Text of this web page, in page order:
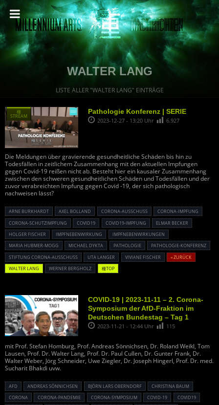
WALTER LANG
LISTE ALLER "WALTER LANG" EINTRÄGE
Pathologie Konferenz | SERIE
2023-12-27 - 13:20 Uhr 6.927
Die Meldungen über gravierende gesundheitliche Schäden bis hin zu
Todesfällen in zeitlichem Zusammenhang mit den aktuellen Impfungen
gegen Covid-19 reißen nicht ab. Besteht hier ein kausaler Zusammenhang
zwischen den schweren gesundheitlichen Schäden und Todesfällen und der
zuvor verabreichten Impfung gegen Covid -19, der sich pathologisch
nachweisen lässt?
ARNE BURKHARDT AXEL BOLLAND CORONA-AUSSCHUSS
CORONA-IMPFUNG
CORONA-SCHUTZIMPFUNG
COVID19 COVID19-IMPFUNG
ELMAR BECKER
HOLGER FISCHER
IMPFNEBENWIRKUNG
IMPFNEBENWIRKUNGEN
MARIA HUBMER-MOGG
MICHAEL DYKTA PATHOLOGIE
PATHOLOGIE-KONFERENZ
STIFTUNG CORONA-AUSSCHUSS
UTA LANGER VIVIANE FISCHER
« ZURÜCK
WALTER LANG
WERNER BERGHOLZ
種
STREAM
種TOP
COVID-19 | 2023-11-11 – 2. Corona-
Symposium der AfD-Fraktion im
Deutschen Bundestag – Tag 1
2023-11-21 - 12:44 Uhr 115
mit Prof. Stefan Homburg, Prof. Andreas Sönnichsen, Dr. Roland Weikl, Tom
Lausen, Prof. Dr. Walter Lang, Prof. Dr. Paul Cullen, Dr. Gunter Frank, Dr.
Walter Weber, Jörg Schneider, Uwe Ziegler, Dr. Joseph Hingerl, Prof. Dr. med.
Sucharit Bhakdi uvw.
AFD ANDREAS SÖNNICHSEN BJÖRN LARS OBERNDORF
CHRISTINA BAUM
CORONA
CORONA-PANDEMIE CORONA-SYMPOSIUM COVID-19
COVID19